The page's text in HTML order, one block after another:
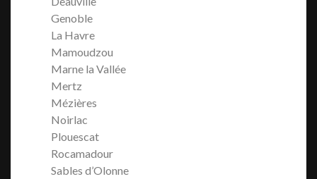
Genoble
La Havre
Mamoudzou
Marne la Vallée
Mertz
Mézières
Noirlac
Plouescat
Rocamadour
Sables d’Olonne